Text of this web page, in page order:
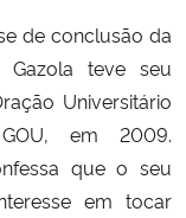
de conclusão da
Gazola teve seu
Universitário
em 2009.
que o seu
em tocar